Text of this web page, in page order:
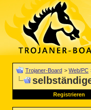
Trojaner-Board > Web/PC
Registrieren